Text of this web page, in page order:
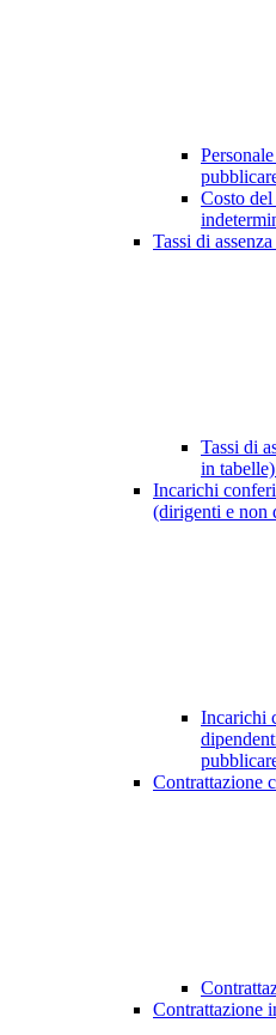
Costo del
Tassi di assenza
Tassi di
in tabelle)
Incarichi
(dirigenti e non
Incarichi
Contrattazione
Contrattazione